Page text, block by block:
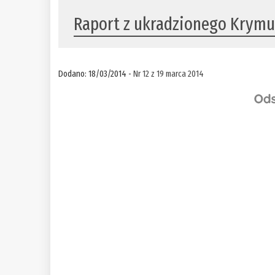
Raport z ukradzionego Krymu
Dodano: 18/03/2014 -Nr 12 z 19 marca 2014